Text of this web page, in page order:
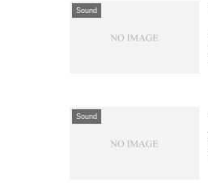
Sound
Sound